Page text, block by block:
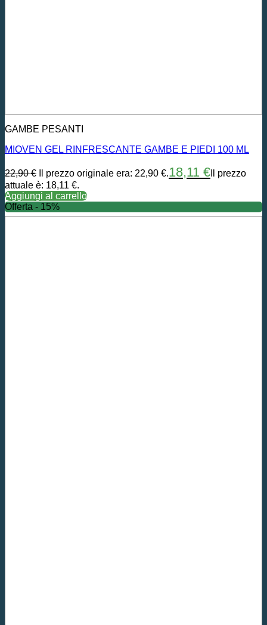
GAMBE PESANTI
MIOVEN GEL RINFRESCANTE GAMBE E PIEDI 100 ML
22,90€ Il prezzo originale era: 22,90 €.18,11 € Il prezzo
attuale è: 18,11 €.
Aggiungi al carrello
Offerta - 15%